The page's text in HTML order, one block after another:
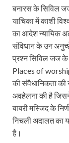
बनारस के सिविल जज
याचिका में काशी
का आदेश न्यायिक
संविधान के उन
प्रश्न सिविल जज के
Places of
की संवैधानिकता की
अवहेलना की है
बाबरी मस्जिद के
निचली अदालत का
है।